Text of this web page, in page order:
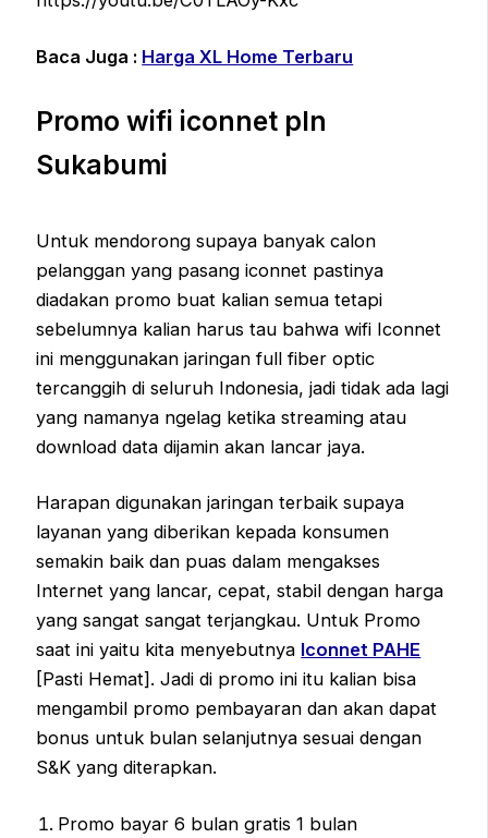
Baca Juga : Harga XL Home Terbaru
Promo wifi iconnet pln
Sukabumi
Untuk mendorong supaya banyak calon
pelanggan yang pasang iconnet pastinya
diadakan promo buat kalian semua tetapi
sebelumnya kalian harus tau bahwa wifi Iconnet
ini menggunakan jaringan full fiber optic
tercanggih di seluruh Indonesia, jadi tidak ada lagi
yang namanya ngelag ketika streaming atau
download data dijamin akan lancar jaya.
Harapan digunakan jaringan terbaik supaya
layanan yang diberikan kepada konsumen
semakin baik dan puas dalam mengakses
Internet yang lancar, cepat, stabil dengan harga
yang sangat sangat terjangkau. Untuk Promo
saat ini yaitu kita menyebutnya Iconnet PAHE
[Pasti Hemat]. Jadi di promo ini itu kalian bisa
mengambil promo pembayaran dan akan dapat
bonus untuk bulan selanjutnya sesuai dengan
S&K yang diterapkan.
Promo bayar 6 bulan gratis 1 bulan